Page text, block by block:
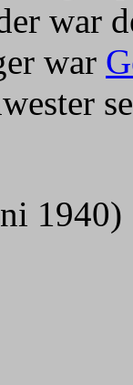
war
war
1940)